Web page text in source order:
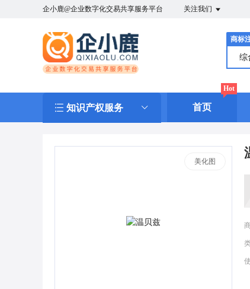
企小鹿@企业数字化交易共享服务平台 关注我们
商标
综
知识产权服务 首页
Hot
美化图